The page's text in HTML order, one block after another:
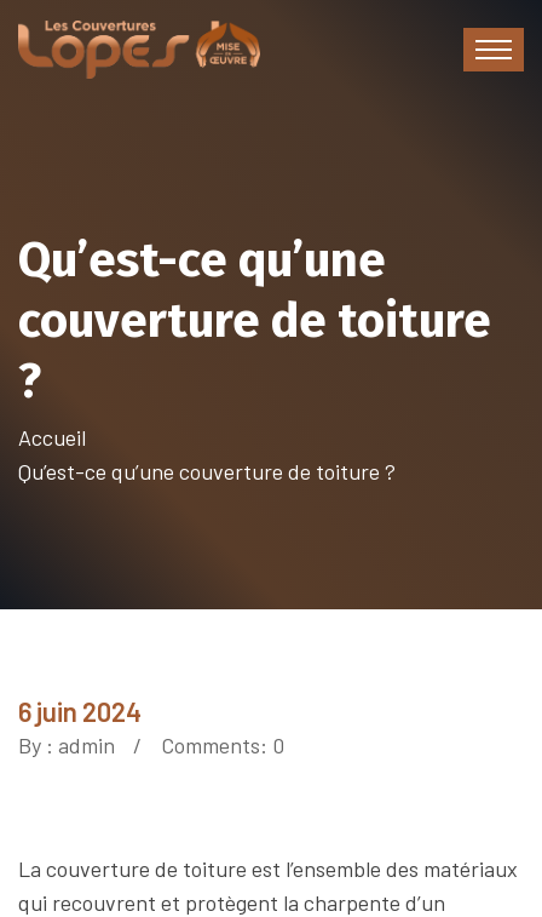
Qu’est-ce qu’une
couverture de toiture
?
Accueil
Qu’est-ce qu’une couverture de toiture ?
6 juin 2024
By : admin Comments: 0
La couverture de toiture est l’ensemble des matériaux
qui recouvrent et protègent la charpente d’un